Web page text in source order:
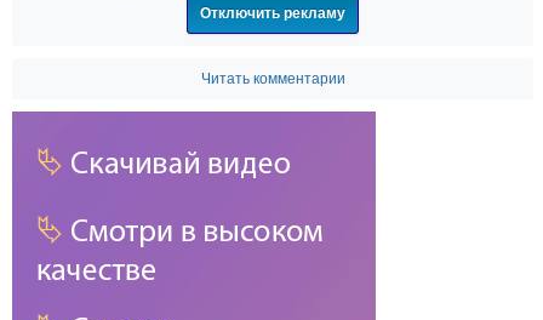
Отключить рекламу
Читать комментарии